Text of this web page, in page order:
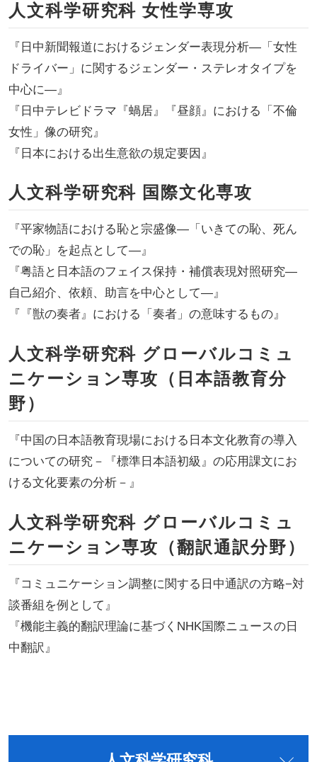
人文科学研究科 女性学専攻
『日中新聞報道におけるジェンダー表現分析―「女性
ドライバー」に関するジェンダー・ステレオタイプを
中心に―』
『日中テレビドラマ『蝸居』『昼顔』における「不倫
女性」像の研究』
『日本における出生意欲の規定要因』
人文科学研究科 国際文化専攻
『平家物語における恥と宗盛像―「いきての恥、死ん
での恥」を起点として―』
『粤語と日本語のフェイス保持・補償表現対照研究―
自己紹介、依頼、助言を中心として―』
『『獣の奏者』における「奏者」の意味するもの』
人文科学研究科 グローバルコミュ
ニケーション専攻（日本語教育分
野）
『中国の日本語教育現場における日本文化教育の導入
についての研究－『標準日本語初級』の応用課文にお
ける文化要素の分析－』
人文科学研究科 グローバルコミュ
ニケーション専攻（翻訳通訳分野）
『コミュニケーション調整に関する日中通訳の方略−対
談番組を例として』
『機能主義的翻訳理論に基づくNHK国際ニュースの日
中翻訳』